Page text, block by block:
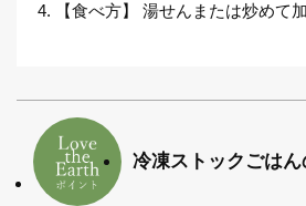
【食べ方】 湯せんまたは炒めて
冷凍ストックごはん